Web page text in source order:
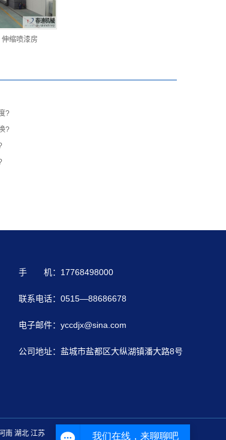
伸缩喷漆房
?
?
手 机：17768498000
联系电话：0515—88686678
电子邮件：yccdjx@sina.com
公司地址：盐城市盐都区大纵湖镇潘大路8号
南 湖北 江苏